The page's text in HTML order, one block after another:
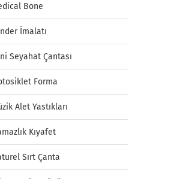
Bone
İmalatı
Seyahat Çantası
Forma
Alet Yastıkları
Kıyafet
Sırt Çanta